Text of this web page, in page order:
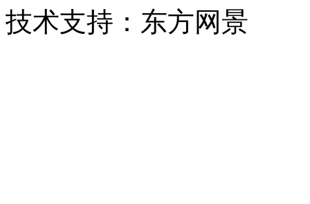
技术支持：东方网景